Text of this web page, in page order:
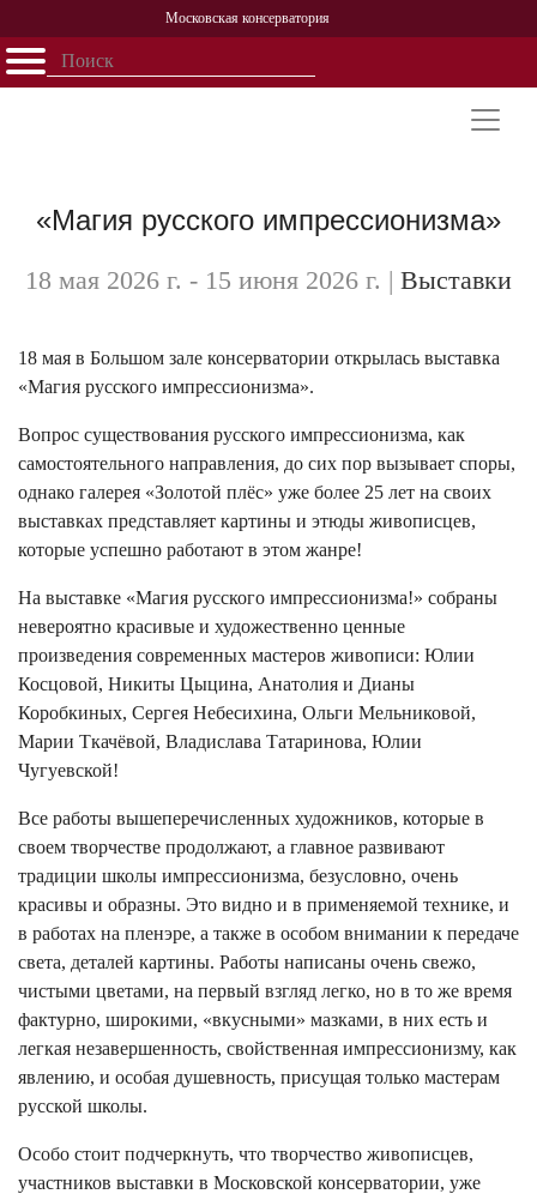
Московская консерватория
Открыть - закрыть
Персоналии
История
«Магия русского импрессионизма»
18 мая 2026 г. - 15 июня 2026 г. | Выставки
18 мая в Большом зале консерватории открылась выставка
«Магия русского импрессионизма».
Вопрос существования русского импрессионизма, как
самостоятельного направления, до сих пор вызывает споры,
однако галерея «Золотой плёс» уже более 25 лет на своих
выставках представляет картины и этюды живописцев,
которые успешно работают в этом жанре!
На выставке «Магия русского импрессионизма!» собраны
невероятно красивые и художественно ценные
произведения современных мастеров живописи: Юлии
Косцовой, Никиты Цыцина, Анатолия и Дианы
Коробкиных, Сергея Небесихина, Ольги Мельниковой,
Марии Ткачёвой, Владислава Татаринова, Юлии
Чугуевской!
Все работы вышеперечисленных художников, которые в
своем творчестве продолжают, а главное развивают
традиции школы импрессионизма, безусловно, очень
красивы и образны. Это видно и в применяемой технике, и
в работах на пленэре, а также в особом внимании к передаче
света, деталей картины. Работы написаны очень свежо,
чистыми цветами, на первый взгляд легко, но в то же время
фактурно, широкими, «вкусными» мазками, в них есть и
легкая незавершенность, свойственная импрессионизму, как
явлению, и особая душевность, присущая только мастерам
русской школы.
Особо стоит подчеркнуть, что творчество живописцев,
участников выставки в Московской консерватории, уже